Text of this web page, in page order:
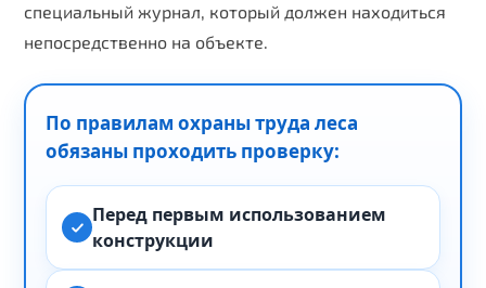
специальный журнал, который должен находиться
непосредственно на объекте.
По правилам охраны труда леса
обязаны проходить проверку:
Перед первым использованием
конструкции